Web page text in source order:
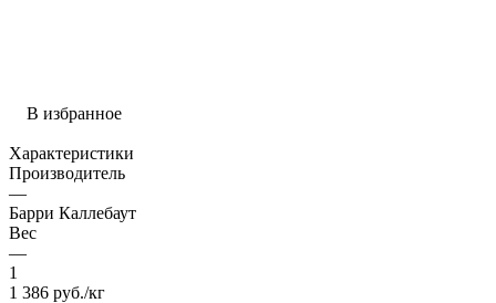
В избранное
Характеристики
Производитель
—
Барри Каллебаут
Вес
—
1
1 386 руб./кг